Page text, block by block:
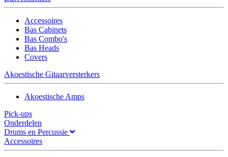
Accessoires
Bas Cabinets
Bas Combo's
Bas Heads
Covers
Akoestische Gitaarversterkers
Akoestische Amps
Pick-ups
Onderdelen
Drums en Percussie
Accessoires